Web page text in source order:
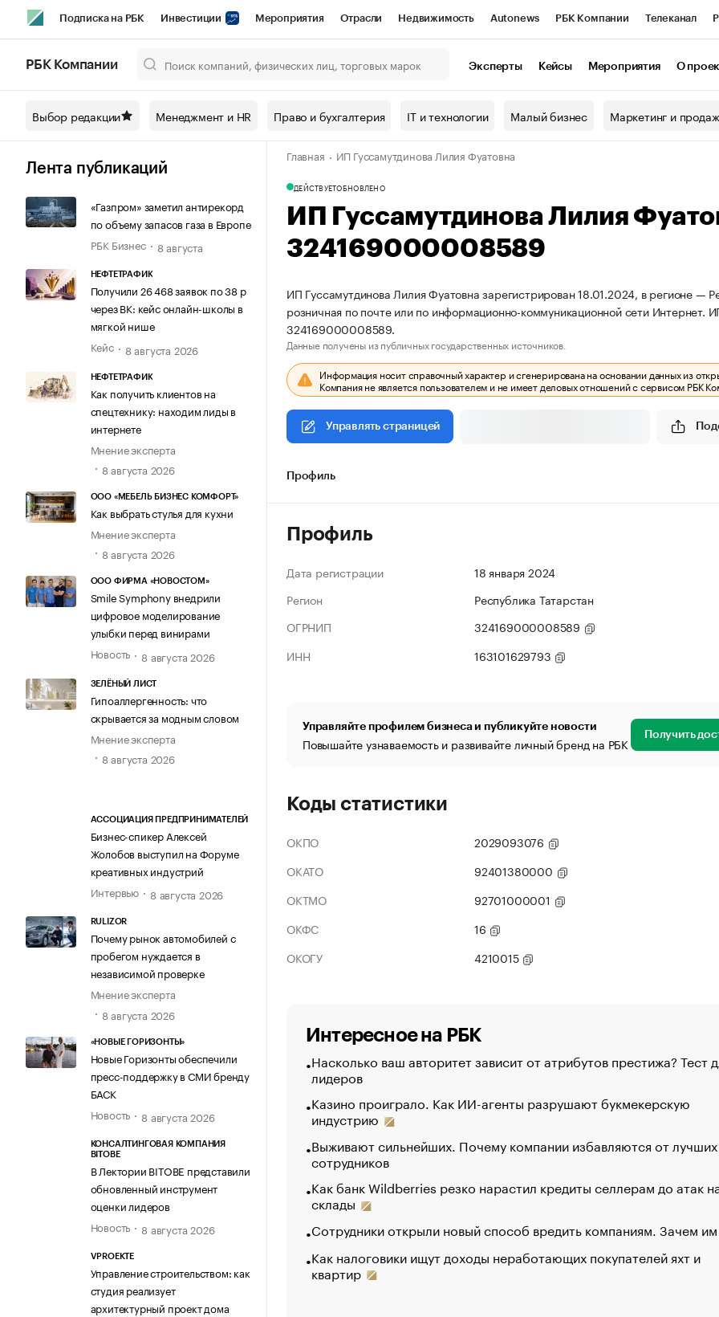
Подписка на РБК Инвестиции Мероприятия Отрасли Недвижимость Autonews РБК Компании Телеканал
Спецпроекты СПб Конференции СПб Спецпроекты Проверка контрагентов
Технологии и медиа Рынок наличной валюты
РБК Компании Эксперты Кейсы Мероприятия О
Выбор редакции Менеджмент и HR Право и бухгалтерия IT и технологии Малый бизнес Маркетинг и
Лента публикаций
«Газпром» заметил антирекорд
по объему запасов газа в Европе
РБК Бизнес
8 августа
НЕФТЕТРАФИК
Получили 26 468 заявок по 38 р
через ВК: кейс онлайн-школы в
мягкой нише
Кейс
8 августа 2026
НЕФТЕТРАФИК
Как получить клиентов на
спецтехнику: находим лиды в
интернете
Мнение эксперта
8 августа 2026
ООО «МЕБЕЛЬ БИЗНЕС КОМФОРТ»
Как выбрать стулья для кухни
Мнение эксперта
8 августа 2026
ООО ФИРМА «НОВОСТОМ»
Smile Symphony внедрили
цифровое моделирование
улыбки перед винирами
Новость
8 августа 2026
ЗЕЛЁНЫЙ ЛИСТ
Гипоаллергенность: что
скрывается за модным словом
Мнение эксперта
8 августа 2026
АССОЦИАЦИЯ ПРЕДПРИНИМАТЕЛЕЙ
Бизнес-спикер Алексей
Жолобов выступил на Форуме
креативных индустрий
Интервью
8 августа 2026
RULIZOR
Почему рынок автомобилей с
пробегом нуждается в
независимой проверке
Мнение эксперта
8 августа 2026
«НОВЫЕ ГОРИЗОНТЫ»
Новые Горизонты обеспечили
пресс-поддержку в СМИ бренду
БАСК
Новость
8 августа 2026
КОНСАЛТИНГОВАЯ КОМПАНИЯ
BITOBE
В Лектории BITOBE представили
обновленный инструмент
оценки лидеров
Новость
8 августа 2026
VPROEKTE
Управление строительством: как
студия реализует
архитектурный проект дома
Главная ИП Гуссамутдинова Лилия Фуатовна
ДЕЙСТВУЕТОБНОВЛЕНО
ИП Гуссамутдинова Лилия
324169000008589
ИП Гуссамутдинова Лилия Фуатовна зарегистрирован 18.01.2024, в регионе —
розничная по почте или по информационно-коммуникационной сети
324169000008589.
Данные получены из публичных государственных источников.
Информация носит справочный характер и сгенерирована на основании данных из
Компания не является пользователем и не имеет деловых отношений с сервисом РБК
Управлять страницей
Профиль
Профиль
Дата регистрации
18 января 2024
Регион
Республика Татарстан
ОГРНИП
324169000008589
ИНН
163101629793
Управляйте профилем бизнеса и публикуйте новости
Повышайте узнаваемость и развивайте личный бренд на РБК Получить
Коды статистики
ОКПО
2029093076
ОКАТО
92401380000
ОКТМО
92701000001
ОКФС
16
ОКОГУ
4210015
Интересное на РБК
Насколько ваш авторитет зависит от атрибутов престижа? Тест
лидеров
Казино проиграло. Как ИИ-агенты разрушают букмекерскую
индустрию
Выживают сильнейших. Почему компании избавляются от лучших
сотрудников
Как банк Wildberries резко нарастил кредиты селлерам до атак
склады
Сотрудники открыли новый способ вредить компаниям. Зачем
Как налоговики ищут доходы неработающих покупателей яхт и
квартир